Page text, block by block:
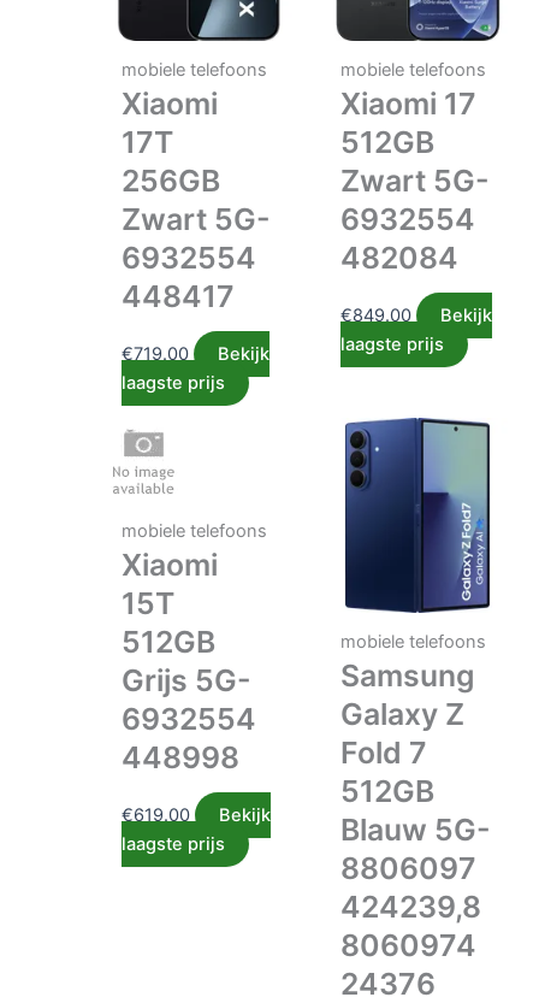
mobiele telefoons
Xiaomi
17T
256GB
Zwart 5G-
6932554
448417
€719.00
Bekijk
laagste prijs
mobiele telefoons
Xiaomi 17
512GB
Zwart 5G-
6932554
482084
€849.00
Bekijk
laagste prijs
mobiele telefoons
Xiaomi
15T
512GB
Grijs 5G-
6932554
448998
€619.00
Bekijk
laagste prijs
mobiele telefoons
Samsung
Galaxy Z
Fold 7
512GB
Blauw 5G-
8806097
424239,8
8060974
24376